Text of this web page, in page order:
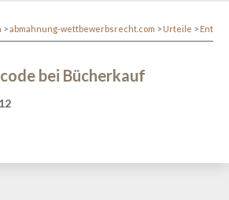
abmahnung-wettbewerbsrecht.com Urteile
bei Bücherkauf